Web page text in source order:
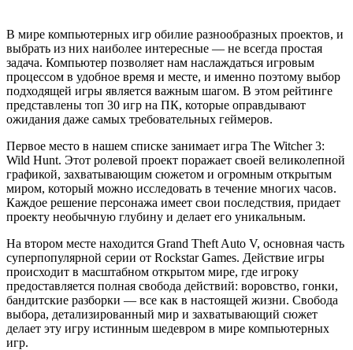
В мире компьютерных игр обилие разнообразных проектов, и
выбрать из них наиболее интересные — не всегда простая
задача. Компьютер позволяет нам наслаждаться игровым
процессом в удобное время и месте, и именно поэтому выбор
подходящей игры является важным шагом. В этом рейтинге
представлены топ 30 игр на ПК, которые оправдывают
ожидания даже самых требовательных геймеров.
Первое место в нашем списке занимает игра The Witcher 3:
Wild Hunt. Этот ролевой проект поражает своей великолепной
графикой, захватывающим сюжетом и огромным открытым
миром, который можно исследовать в течение многих часов.
Каждое решение персонажа имеет свои последствия, придает
проекту необычную глубину и делает его уникальным.
На втором месте находится Grand Theft Auto V, основная часть
суперпопулярной серии от Rockstar Games. Действие игры
происходит в масштабном открытом мире, где игроку
предоставляется полная свобода действий: воровство, гонки,
бандитские разборки — все как в настоящей жизни. Свобода
выбора, детализированный мир и захватывающий сюжет
делает эту игру истинным шедевром в мире компьютерных
игр.